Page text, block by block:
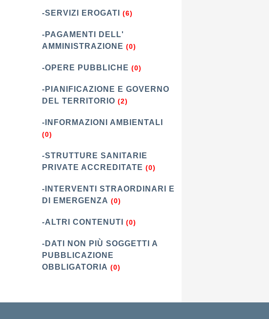
-SERVIZI EROGATI (6)
-PAGAMENTI DELL'
AMMINISTRAZIONE (0)
-OPERE PUBBLICHE (0)
-PIANIFICAZIONE E GOVERNO
DEL TERRITORIO (2)
-INFORMAZIONI AMBIENTALI
(0)
-STRUTTURE SANITARIE
PRIVATE ACCREDITATE (0)
-INTERVENTI STRAORDINARI E
DI EMERGENZA (0)
-ALTRI CONTENUTI (0)
-DATI NON PIÙ SOGGETTI A
PUBBLICAZIONE
OBBLIGATORIA (0)